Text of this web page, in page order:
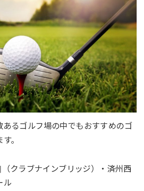
あるゴルフ場の中でもおすすめのゴ
。
クラブナインブリッジ）・済州西
ル